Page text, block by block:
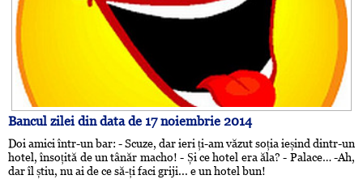
Bancul zilei din data de 17 noiembrie 2014
Doi amici într-un bar: - Scuze, dar ieri ți-am văzut soția ieșind dintr-un
hotel, însoțită de un tânăr macho! - Și ce hotel era ăla? - Palace… -Ah,
dar îl știu, nu ai de ce să-ți faci griji... e un hotel bun!